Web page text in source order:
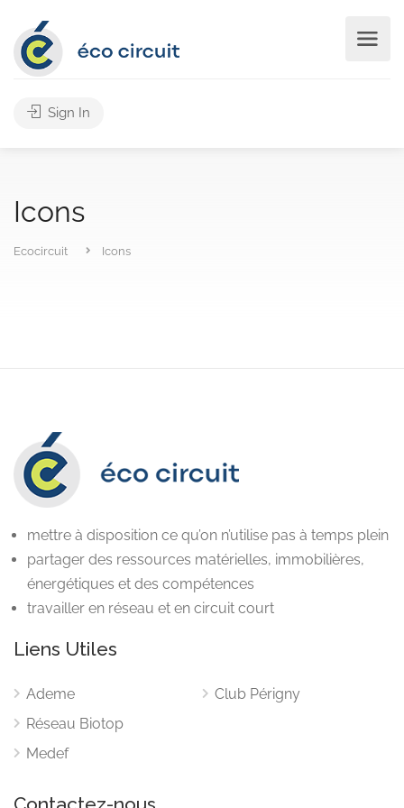
Sign In
Icons
Ecocircuit Icons
mettre à disposition ce qu’on n’utilise pas à temps plein
partager des ressources matérielles, immobilières,
énergétiques et des compétences
travailler en réseau et en circuit court
Liens Utiles
Ademe
Réseau Biotop
Medef
Club Périgny